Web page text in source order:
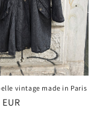
vintage made in Paris